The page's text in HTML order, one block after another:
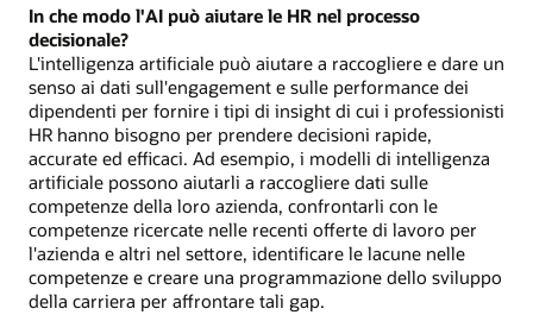
In che modo l'AI può aiutare le HR nel processo
decisionale?
L'intelligenza artificiale può aiutare a raccogliere e dare un
senso ai dati sull'engagement e sulle performance dei
dipendenti per fornire i tipi di insight di cui i professionisti
HR hanno bisogno per prendere decisioni rapide,
accurate ed efficaci. Ad esempio, i modelli di intelligenza
artificiale possono aiutarli a raccogliere dati sulle
competenze della loro azienda, confrontarli con le
competenze ricercate nelle recenti offerte di lavoro per
l'azienda e altri nel settore, identificare le lacune nelle
competenze e creare una programmazione dello sviluppo
della carriera per affrontare tali gap.